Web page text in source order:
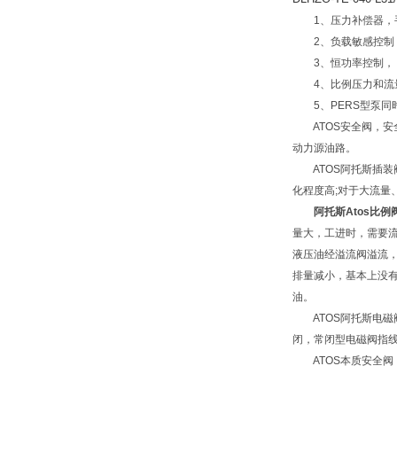
1、压力补偿器，
2、负载敏感控制
3、恒功率控制，
4、比例压力和流
5、PERS型泵同时
ATOS安全阀，安全
动力源油路。
ATOS阿托斯插装阀
化程度高;对于大流量
阿托斯Atos比例
量大，工进时，需要
液压油经溢流阀溢流
排量减小，基本上没
油。
ATOS阿托斯电磁阀
闭，常闭型电磁阀指
ATOS本质安全阀，